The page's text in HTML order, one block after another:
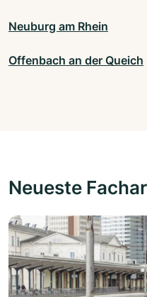
Neuburg am Rhein
Offenbach an der Queich
Neueste